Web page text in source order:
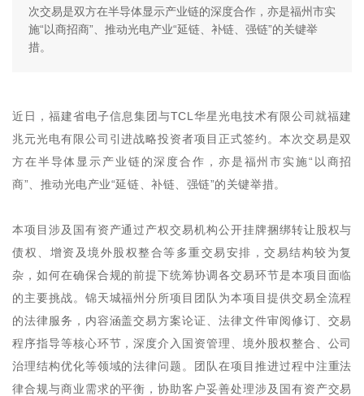
次交易是双方在半导体显示产业链的深度合作，亦是福州市实
施“以商招商”、推动光电产业“延链、补链、强链”的关键举
措。
近日，福建省电子信息集团与TCL华星光电技术有限公司就福建
兆元光电有限公司引进战略投资者项目正式签约。本次交易是双
方在半导体显示产业链的深度合作，亦是福州市实施“以商招
商”、推动光电产业“延链、补链、强链”的关键举措。
本项目涉及国有资产通过产权交易机构公开挂牌捆绑转让股权与
债权、增资及境外股权整合等多重交易安排，交易结构较为复
杂，如何在确保合规的前提下统筹协调各交易环节是本项目面临
的主要挑战。锦天城福州分所项目团队为本项目提供交易全流程
的法律服务，内容涵盖交易方案论证、法律文件审阅修订、交易
程序指导等核心环节，深度介入国资管理、境外股权整合、公司
治理结构优化等领域的法律问题。团队在项目推进过程中注重法
律合规与商业需求的平衡，协助客户妥善处理涉及国有资产交易